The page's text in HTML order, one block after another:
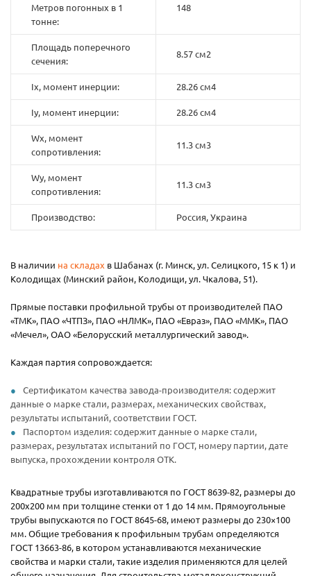
Метров погонных в 1
тонне:
148
Площадь поперечного
сечения:
8.57 см2
Ix, момент инерции: 28.26 см4
Iy, момент инерции: 28.26 см4
Wx, момент
сопротивления:
11.3 см3
Wy, момент
сопротивления:
11.3 см3
Производство: Россия, Украина
В наличии на складах в Шабанах (г. Минск, ул. Селицкого, 15 к 1) и
Колодищах (Минский район, Колодищи, ул. Чкалова, 51).
Прямые поставки профильной трубы от производителей ПАО
«ТМК», ПАО «ЧТПЗ», ПАО «НЛМК», ПАО «Евраз», ПАО «ММК», ПАО
«Мечел», ОАО «Белорусский металлургический завод».
Каждая партия сопровождается:
Сертификатом качества завода-производителя: содержит
данные о марке стали, размерах, механических свойствах,
результаты испытаний, соответствии ГОСТ.
Паспортом изделия: содержит данные о марке стали,
размерах, результатах испытаний по ГОСТ, номеру партии, дате
выпуска, прохождении контроля ОТК.
Квадратные трубы изготавливаются по ГОСТ 8639-82, размеры до
200х200 мм при толщине стенки от 1 до 14 мм. Прямоугольные
трубы выпускаются по ГОСТ 8645-68, имеют размеры до 230×100
мм. Общие требования к профильным трубам определяются
ГОСТ 13663-86, в котором устанавливаются механические
свойства и марки стали, такие изделия применяются для целей